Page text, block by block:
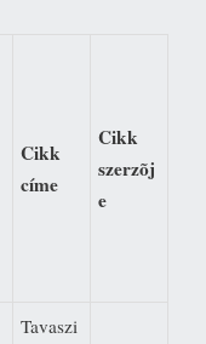
Cikk
címe
Cikk
szerzõj
e
Tavaszi